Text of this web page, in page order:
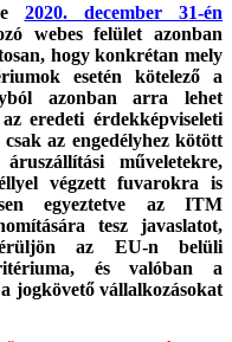
2020. december 31-én
webes felület azonban
hogy konkrétan mely
esetén kötelező a
azonban arra lehet
eredeti érdekképviseleti
az engedélyhez kötött
műveletekre,
végzett fuvarokra is
egyeztetve az ITM
tesz javaslatot,
az EU-n belüli
és valóban a
jogkövető vállalkozásokat